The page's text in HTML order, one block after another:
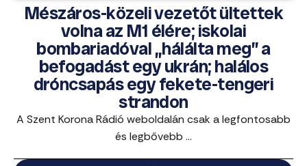
Mészáros-közeli vezetőt ültettek
volna az M1 élére; iskolai
bombariadóval „hálálta meg” a
befogadást egy ukrán; halálos
dróncsapás egy fekete-tengeri
strandon
A Szent Korona Rádió weboldalán csak a legfontosabb
és legbővebb ...